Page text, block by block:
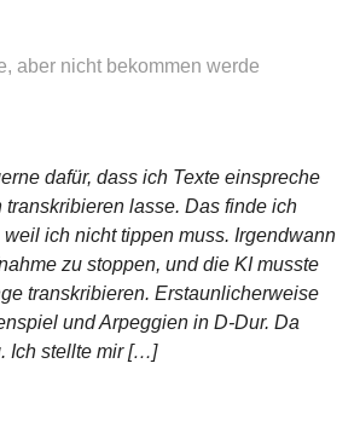
aber nicht bekommen werde
dafür, dass ich Texte einspreche
transkribieren lasse. Das finde ich
ich nicht tippen muss. Irgendwann
zu stoppen, und die KI musste
transkribieren. Erstaunlicherweise
und Arpeggien in D-Dur. Da
Ich stellte mir […]